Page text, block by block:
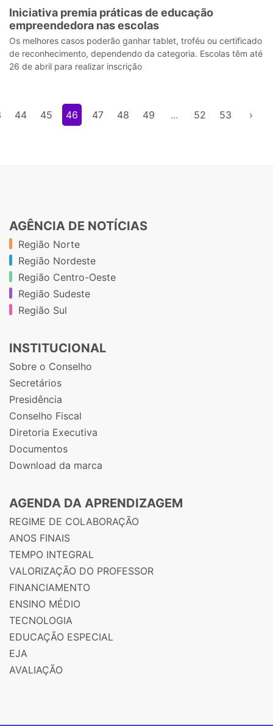
Iniciativa premia práticas de educação
empreendedora nas escolas
Os melhores casos poderão ganhar tablet, troféu ou certificado
de reconhecimento, dependendo da categoria. Escolas têm até
26 de abril para realizar inscrição
44 45 46 47 48 49 ... 52 53 ›
AGÊNCIA DE NOTÍCIAS
Região Norte
Região Nordeste
Região Centro-Oeste
Região Sudeste
Região Sul
INSTITUCIONAL
Sobre o Conselho
Secretários
Presidência
Conselho Fiscal
Diretoria Executiva
Documentos
Download da marca
AGENDA DA APRENDIZAGEM
REGIME DE COLABORAÇÃO
ANOS FINAIS
TEMPO INTEGRAL
VALORIZAÇÃO DO PROFESSOR
FINANCIAMENTO
ENSINO MÉDIO
TECNOLOGIA
EDUCAÇÃO ESPECIAL
EJA
AVALIAÇÃO